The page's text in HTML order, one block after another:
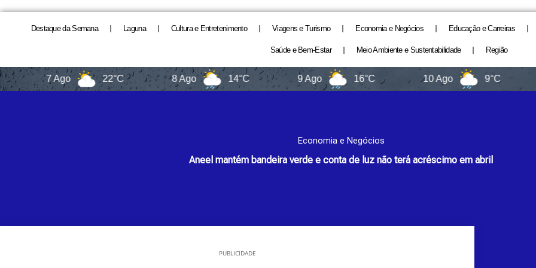
Destaque da Semana Laguna Cultura e Entretenimento Viagens e Turismo Economia e Negócios Educação e Carreiras
Saúde e Bem-Estar Meio Ambiente e Sustentabilidade Região
7 Ago 22°C 8 Ago 14°C 9 Ago 16°C 10 Ago 9°C
Economia e Negócios
Aneel mantém bandeira verde e conta de luz não terá acréscimo em abril
PUBLICIDADE